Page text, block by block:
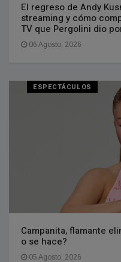
El regreso de Andy
streaming y cómo
TV que Pergolini dio
06 Agosto, 2026
ESPECTÁCULOS
Campanita, flamante
o se hace?
05 Agosto, 2026